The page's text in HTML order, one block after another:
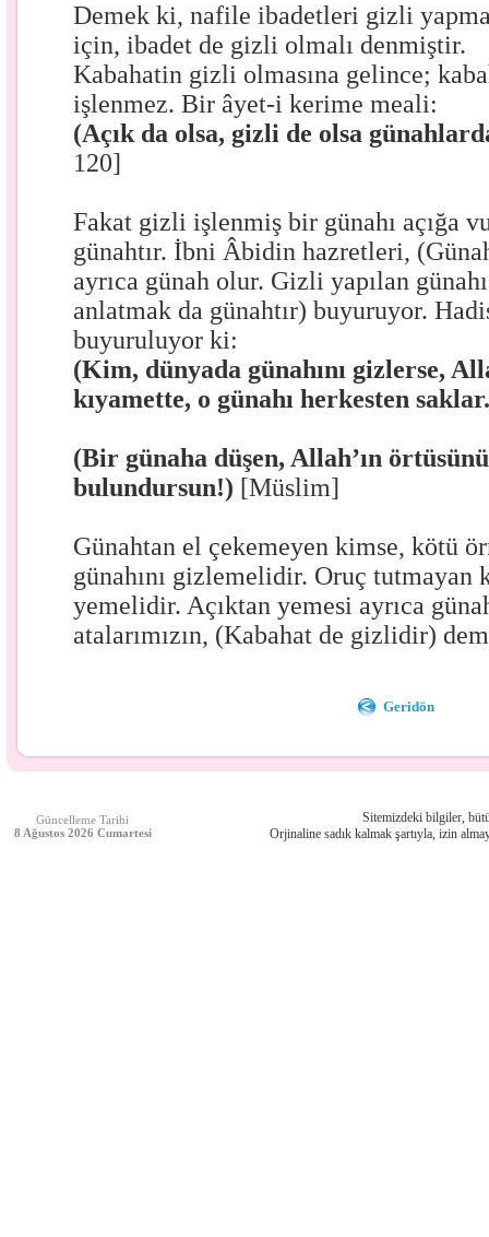
Demek ki, nafile ibadetleri gizli
için, ibadet de gizli olmalı denmiştir.
Kabahatin gizli olmasına gelince;
işlenmez. Bir âyet-i kerime meali:
(Açık da olsa, gizli de olsa
120]
Fakat gizli işlenmiş bir günahı açığa
günahtır. İbni Âbidin hazretleri,
ayrıca günah olur. Gizli yapılan
anlatmak da günahtır) buyuruyor.
buyuruluyor ki:
(Kim, dünyada günahını gizlerse,
kıyamette, o günahı herkesten
(Bir günaha düşen, Allah’ın
bulundursun!) [Müslim]
Günahtan el çekemeyen kimse, kötü
günahını gizlemelidir. Oruç
yemelidir. Açıktan yemesi ayrıca
atalarımızın, (Kabahat de gizlidir)
Geridön
Güncelleme Tarihi
8 Ağustos 2026 Cumartesi
Sitemizdeki bilgiler,
Orjinaline sadık kalmak şartıyla, izin